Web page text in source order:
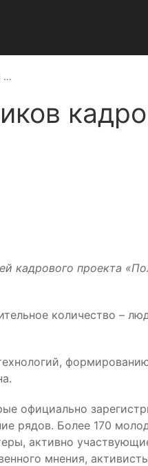
…
кадрового проекта
количество –
официально
рядов. Более 170
активно
мнения,